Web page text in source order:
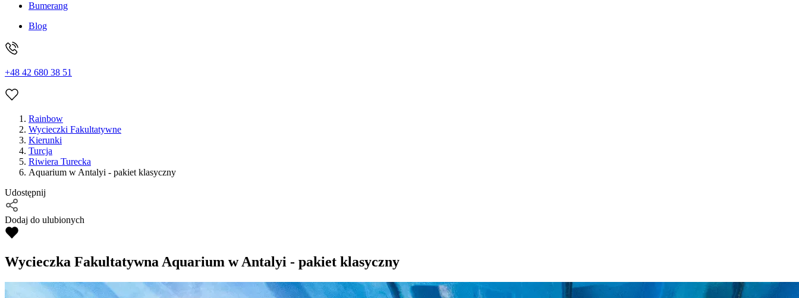
Bumerang
Blog
+48 42 680 38 51
Rainbow
Wycieczki Fakultatywne
Kierunki
Turcja
Riwiera Turecka
Aquarium w Antalyi - pakiet klasyczny
Udostępnij
Dodaj do ulubionych
Wycieczka FakultatywnaAquarium w Antalyi - pakiet klasyczny